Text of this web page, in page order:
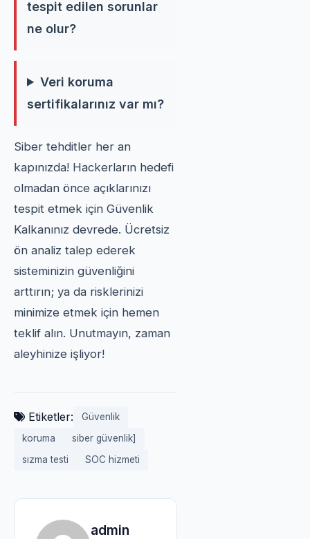
tespit edilen sorunlar
ne olur?
Veri koruma
sertifikalarınız var mı?
Siber tehditler her an
kapınızda! Hackerların hedefi
olmadan önce açıklarınızı
tespit etmek için Güvenlik
Kalkanınız devrede. Ücretsiz
ön analiz talep ederek
sisteminizin güvenliğini
arttırın; ya da risklerinizi
minimize etmek için hemen
teklif alın. Unutmayın, zaman
aleyhinize işliyor!
Etiketler:
Güvenlik
koruma
siber güvenlik]
sızma testi
SOC hizmeti
admin